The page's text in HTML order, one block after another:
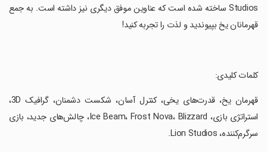
Studios ساخته شده است که عناوین موفق دیگری نیز داشته است. به جمع
قهرمانان یخ بپیوندید و لذت را تجربه کنید!
‏کلمات کلیدی:
‏قهرمان یخ، قدرت‌های یخی، کنترل آسان، شکست دشمنان، گرافیک 3D،
استراتژی بازی، Ice Beam، Frost Nova، Blizzard، چالش‌های جدید، بازی
سرگرم‌کننده، Lion Studios.